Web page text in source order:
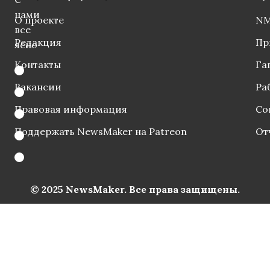
нами
все
ясно
О проекте
Редакция
Контакты
Вакансии
Правовая информация
Поддержать NewsMaker на Patreon
© 2025 NewsMaker. Все права защищены.